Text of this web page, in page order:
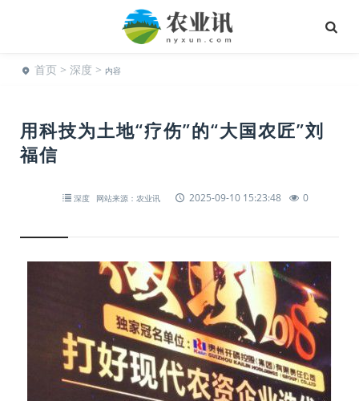
首页 > 深度 > 内容
用科技为土地“疗伤”的“大国农匠”刘
福信
深度 网站来源：农业讯 2025-09-10 15:23:48 0